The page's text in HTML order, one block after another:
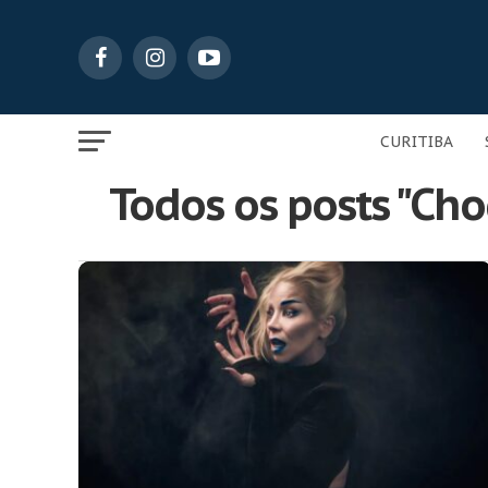
CURITIBA
Todos os posts